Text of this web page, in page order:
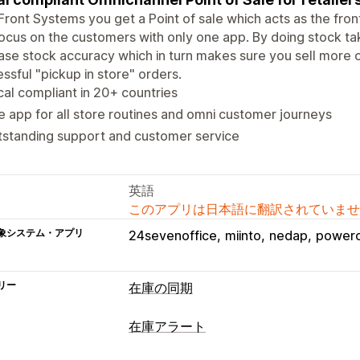
Systems you get a Point of sale which acts as the
on the customers with only one app. By doing stock
stock accuracy which in turn makes sure you sell more
"pickup in store" orders.
compliant in 20+ countries
app for all store routines and omni customer journeys
support and customer service
英語
このアプリは日本語に翻訳されていま
システム・アプリ 24sevenoffice miinto nedap
ー 在庫の同期
同期タイプ
在庫アラート